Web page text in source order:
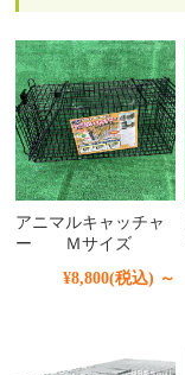
アニマルキャッチャ
ー Ｍサイズ
¥8,800(税込) ～